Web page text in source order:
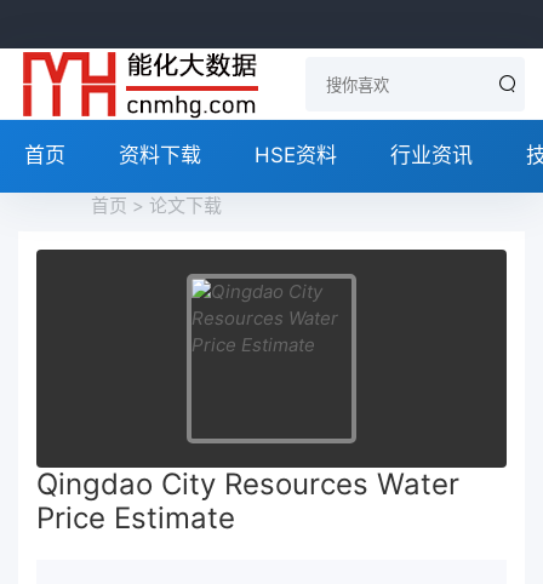
首页 资料下载 HSE资料 行业资讯
首页 > 论文下载
Qingdao City Resources Water
Price Estimate